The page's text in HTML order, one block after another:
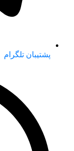
پشتیبان تلگرام